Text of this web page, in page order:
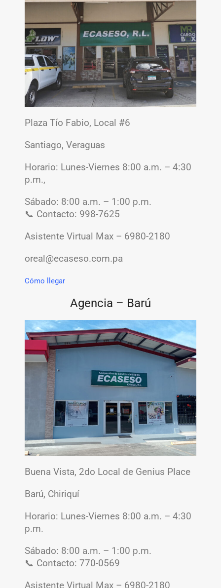
Plaza Tío Fabio, Local #6
Santiago, Veraguas
Horario: Lunes-Viernes 8:00 a.m. – 4:30
p.m.,
Sábado: 8:00 a.m. – 1:00 p.m.
📞 Contacto: 998-7625
Asistente Virtual Max – 6980-2180
oreal@ecaseso.com.pa
Cómo llegar
Agencia – Barú
Buena Vista, 2do Local de Genius Place
Barú, Chiriquí
Horario: Lunes-Viernes 8:00 a.m. – 4:30
p.m.
Sábado: 8:00 a.m. – 1:00 p.m.
📞 Contacto: 770-0569
Asistente Virtual Max – 6980-2180